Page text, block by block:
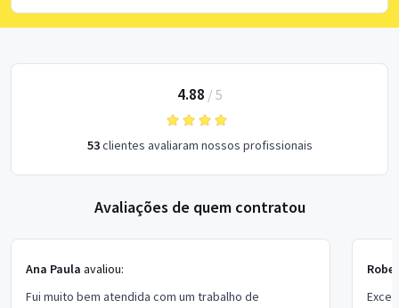
4.88 / 5
53clientes avaliaram nossos profissionais
Avaliações de quem contratou
Ana Paula avaliou:
Fui muito bem atendida com um trabalho de